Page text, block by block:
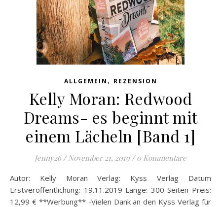
ALLGEMEIN , REZENSION
Kelly Moran: Redwood
Dreams- es beginnt mit
einem Lächeln [Band 1]
Jenny26 / November 21, 2019 / 0 Kommentare
Autor: Kelly Moran Verlag: Kyss Verlag Datum
Erstveröffentlichung: 19.11.2019 Länge: 300 Seiten Preis:
12,99 € **Werbung** -Vielen Dank an den Kyss Verlag für